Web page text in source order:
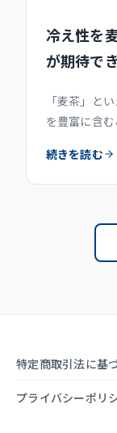
冷え性を
が期待で
「麦茶」と
を豊富に含
続きを読む
特定商取引法に基
プライバシーポリ